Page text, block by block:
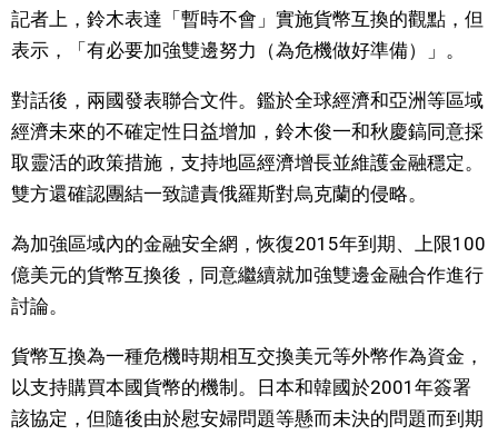
日本入門
政治外交
社會
文化
科學技術
生活
記者上，鈴木表達「暫時不會」實施貨幣互換的觀點，但
表示，「有必要加強雙邊努力（為危機做好準備）」。
對話後，兩國發表聯合文件。鑑於全球經濟和亞洲等區域
經濟未來的不確定性日益增加，鈴木俊一和秋慶鎬同意採
取靈活的政策措施，支持地區經濟增長並維護金融穩定。
雙方還確認團結一致譴責俄羅斯對烏克蘭的侵略。
為加強區域內的金融安全網，恢復2015年到期、上限100
億美元的貨幣互換後，同意繼續就加強雙邊金融合作進行
討論。
貨幣互換為一種危機時期相互交換美元等外幣作為資金，
以支持購買本國貨幣的機制。日本和韓國於2001年簽署
該協定，但隨後由於慰安婦問題等懸而未決的問題而到期